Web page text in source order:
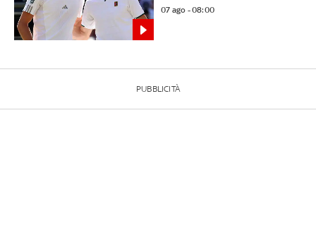
07 ago - 08:00
PUBBLICITÀ